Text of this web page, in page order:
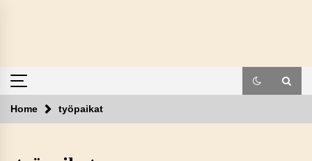
Home työpaikat